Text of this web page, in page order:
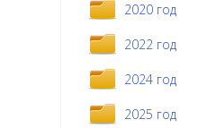
2020 год
2022 год
2024 год
2025 год